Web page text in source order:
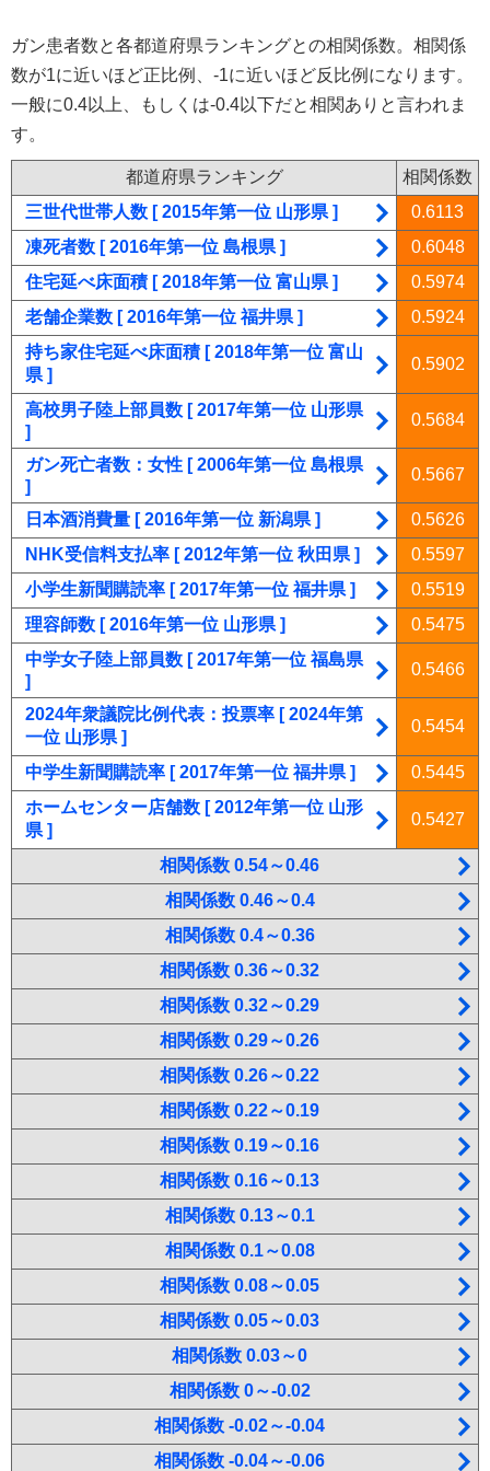
ガン患者数と各都道府県ランキングとの相関係数。相関係
数が1に近いほど正比例、-1に近いほど反比例になります。
一般に0.4以上、もしくは-0.4以下だと相関ありと言われま
す。
都道府県ランキング
相関係数
三世代世帯人数 [ 2015年第一位 山形県 ]
0.6113
凍死者数 [ 2016年第一位 島根県 ]
0.6048
住宅延べ床面積 [ 2018年第一位 富山県 ]
0.5974
老舗企業数 [ 2016年第一位 福井県 ]
0.5924
持ち家住宅延べ床面積 [ 2018年第一位 富山
県 ]
0.5902
高校男子陸上部員数 [ 2017年第一位 山形県
]
0.5684
ガン死亡者数：女性 [ 2006年第一位 島根県
]
0.5667
日本酒消費量 [ 2016年第一位 新潟県 ]
0.5626
NHK受信料支払率 [ 2012年第一位 秋田県 ]
0.5597
小学生新聞購読率 [ 2017年第一位 福井県 ]
0.5519
理容師数 [ 2016年第一位 山形県 ]
0.5475
中学女子陸上部員数 [ 2017年第一位 福島県
]
0.5466
2024年衆議院比例代表：投票率 [ 2024年第
一位 山形県 ]
0.5454
中学生新聞購読率 [ 2017年第一位 福井県 ]
0.5445
ホームセンター店舗数 [ 2012年第一位 山形
県 ]
0.5427
相関係数 0.54～0.46
相関係数 0.46～0.4
相関係数 0.4～0.36
相関係数 0.36～0.32
相関係数 0.32～0.29
相関係数 0.29～0.26
相関係数 0.26～0.22
相関係数 0.22～0.19
相関係数 0.19～0.16
相関係数 0.16～0.13
相関係数 0.13～0.1
相関係数 0.1～0.08
相関係数 0.08～0.05
相関係数 0.05～0.03
相関係数 0.03～0
相関係数 0～-0.02
相関係数 -0.02～-0.04
相関係数 -0.04～-0.06